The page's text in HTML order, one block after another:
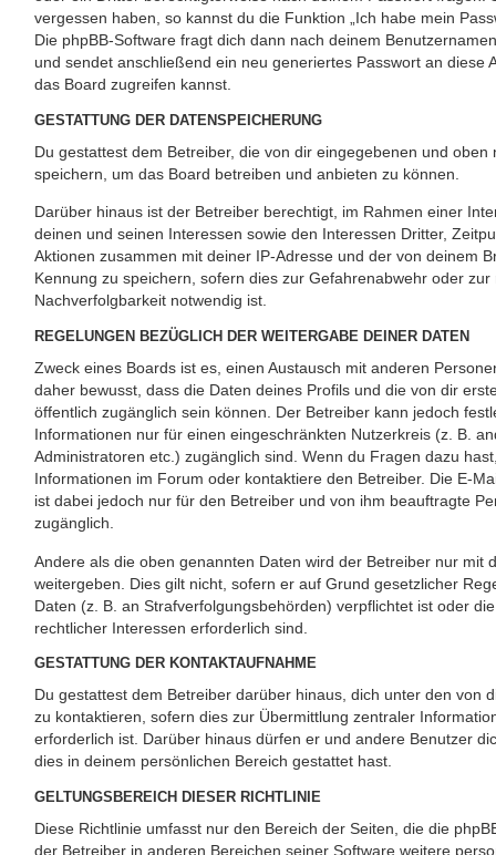
vergessen haben, so kannst du die Funktion „Ich habe mein
Die phpBB-Software fragt dich dann nach deinem
und sendet anschließend ein neu generiertes Passwort an diese
das Board zugreifen kannst.
GESTATTUNG DER DATENSPEICHERUNG
Du gestattest dem Betreiber, die von dir eingegebenen und
speichern, um das Board betreiben und anbieten zu können.
Darüber hinaus ist der Betreiber berechtigt, im Rahmen einer
deinen und seinen Interessen sowie den Interessen Dritter,
Aktionen zusammen mit deiner IP-Adresse und der von deinem
Kennung zu speichern, sofern dies zur Gefahrenabwehr oder zur
Nachverfolgbarkeit notwendig ist.
REGELUNGEN BEZÜGLICH DER WEITERGABE DEINER DATEN
Zweck eines Boards ist es, einen Austausch mit anderen
daher bewusst, dass die Daten deines Profils und die von dir
öffentlich zugänglich sein können. Der Betreiber kann jedoch
Informationen nur für einen eingeschränkten Nutzerkreis (z. B.
Administratoren etc.) zugänglich sind. Wenn du Fragen dazu
Informationen im Forum oder kontaktiere den Betreiber. Die E-
ist dabei jedoch nur für den Betreiber und von ihm beauftragte
zugänglich.
Andere als die oben genannten Daten wird der Betreiber nur mit
weitergeben. Dies gilt nicht, sofern er auf Grund gesetzlicher
Daten (z. B. an Strafverfolgungsbehörden) verpflichtet ist oder
rechtlicher Interessen erforderlich sind.
GESTATTUNG DER KONTAKTAUFNAHME
Du gestattest dem Betreiber darüber hinaus, dich unter den von
zu kontaktieren, sofern dies zur Übermittlung zentraler
erforderlich ist. Darüber hinaus dürfen er und andere Benutzer
dies in deinem persönlichen Bereich gestattet hast.
GELTUNGSBEREICH DIESER RICHTLINIE
Diese Richtlinie umfasst nur den Bereich der Seiten, die die
der Betreiber in anderen Bereichen seiner Software weitere